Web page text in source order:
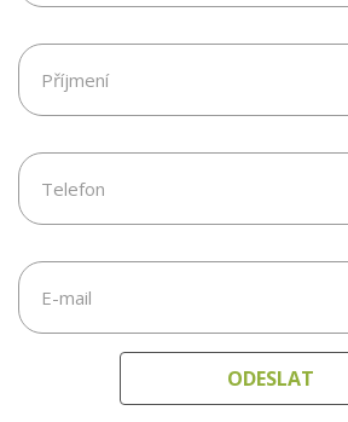
ODESLAT